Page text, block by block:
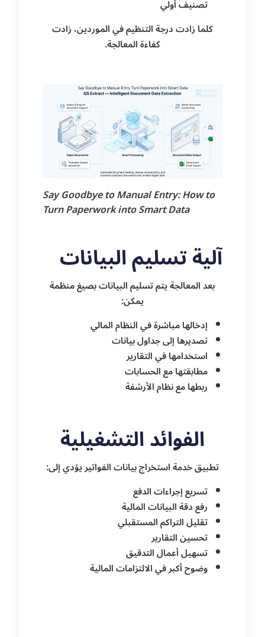
تصنيف أولي
كلما زادت درجة التنظيم في الموردين، زادت
كفاءة المعالجة.
Say Goodbye to Manual Entry: How to
Turn Paperwork into Smart Data
آلية تسليم البيانات
بعد المعالجة يتم تسليم البيانات بصيغ منظمة
يمكن:
إدخالها مباشرة في النظام المالي
تصديرها إلى جداول بيانات
استخدامها في التقارير
مطابقتها مع الحسابات
ربطها مع نظام الأرشفة
الفوائد التشغيلية
تطبيق خدمة استخراج بيانات الفواتير يؤدي إلى:
تسريع إجراءات الدفع
رفع دقة البيانات المالية
تقليل التراكم المستقبلي
تحسين التقارير
تسهيل أعمال التدقيق
وضوح أكبر في الالتزامات المالية